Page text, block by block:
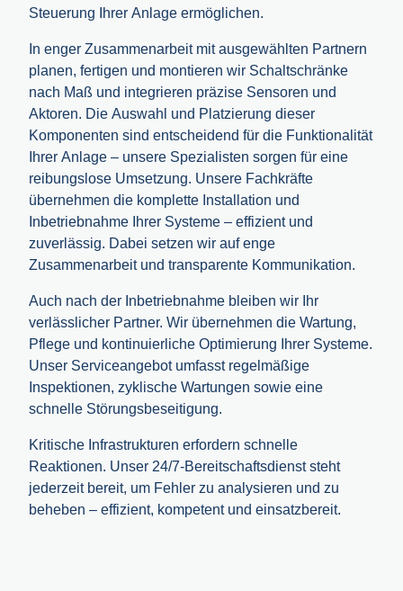
Steuerung Ihrer Anlage ermöglichen.
In enger Zusammenarbeit mit ausgewählten Partnern
planen, fertigen und montieren wir Schaltschränke
nach Maß und integrieren präzise Sensoren und
Aktoren. Die Auswahl und Platzierung dieser
Komponenten sind entscheidend für die Funktionalität
Ihrer Anlage – unsere Spezialisten sorgen für eine
reibungslose Umsetzung. Unsere Fachkräfte
übernehmen die komplette Installation und
Inbetriebnahme Ihrer Systeme – effizient und
zuverlässig. Dabei setzen wir auf enge
Zusammenarbeit und transparente Kommunikation.
Auch nach der Inbetriebnahme bleiben wir Ihr
verlässlicher Partner. Wir übernehmen die Wartung,
Pflege und kontinuierliche Optimierung Ihrer Systeme.
Unser Serviceangebot umfasst regelmäßige
Inspektionen, zyklische Wartungen sowie eine
schnelle Störungsbeseitigung.
Kritische Infrastrukturen erfordern schnelle
Reaktionen. Unser 24/7-Bereitschaftsdienst steht
jederzeit bereit, um Fehler zu analysieren und zu
beheben – effizient, kompetent und einsatzbereit.